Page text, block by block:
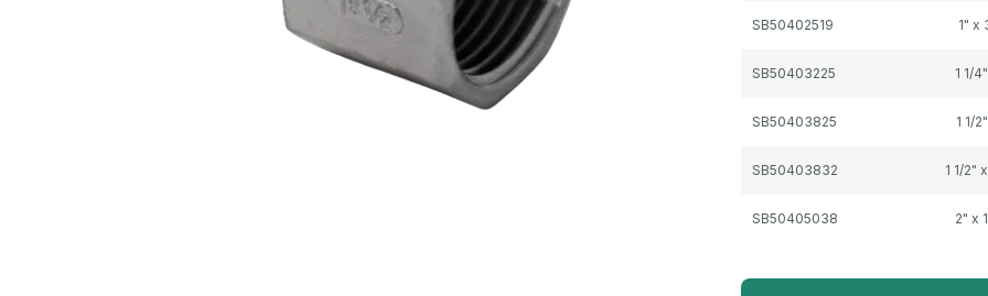
SB50402519 1" x
SB50403225 1 1/
SB50403825 1 1/
SB50403832 1 1/2"
SB50405038 2" x